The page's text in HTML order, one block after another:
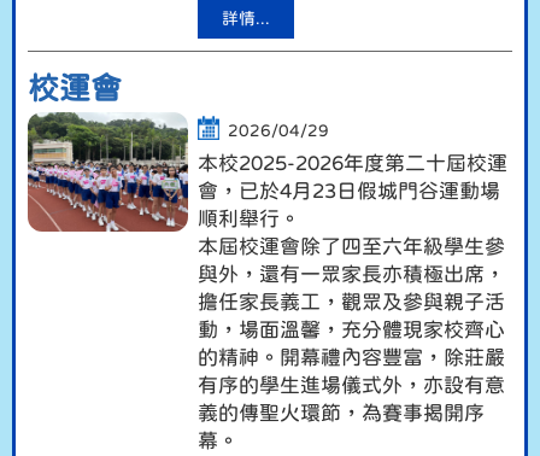
詳情...
校運會
2026/04/29
本校2025-2026年度第二十屆校運
會，已於4月23日假城門谷運動場
順利舉行。
本屆校運會除了四至六年級學生參
與外，還有一眾家長亦積極出席，
擔任家長義工，觀眾及參與親子活
動，場面溫馨，充分體現家校齊心
的精神。開幕禮內容豐富，除莊嚴
有序的學生進場儀式外，亦設有意
義的傳聖火環節，為賽事揭開序
幕。